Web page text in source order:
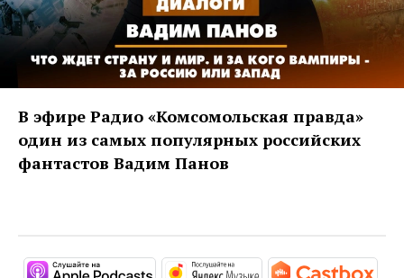
В эфире Радио «Комсомольская правда»
один из самых популярных российских
фантастов Вадим Панов
https://podcasts.apple.com/ru/
https://